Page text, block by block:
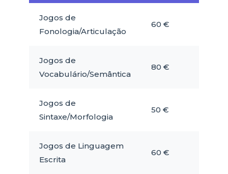
Jogos de
Fonologia/Articulação
60 €
Jogos de
Vocabulário/Semântica
80 €
Jogos de
Sintaxe/Morfologia
50 €
Jogos de Linguagem
Escrita
60 €